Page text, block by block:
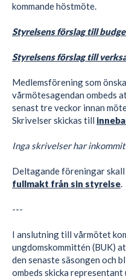
kommande höstmöte.
Styrelsens förslag till
Styrelsens förslag till
Medlemsförening som
vårmötesagendan ombeds
senast tre veckor innan
Skrivelser skickas till
Inga skrivelser har
Deltagande föreningar
fullmakt från sin styrelse.
---
I anslutning till vårmötet
ungdomskommittén (BUK)
den senaste säsongen och
ombeds skicka